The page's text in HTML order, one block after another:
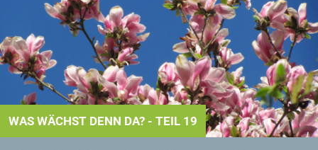
WAS WÄCHST DENN DA? - TEIL 19